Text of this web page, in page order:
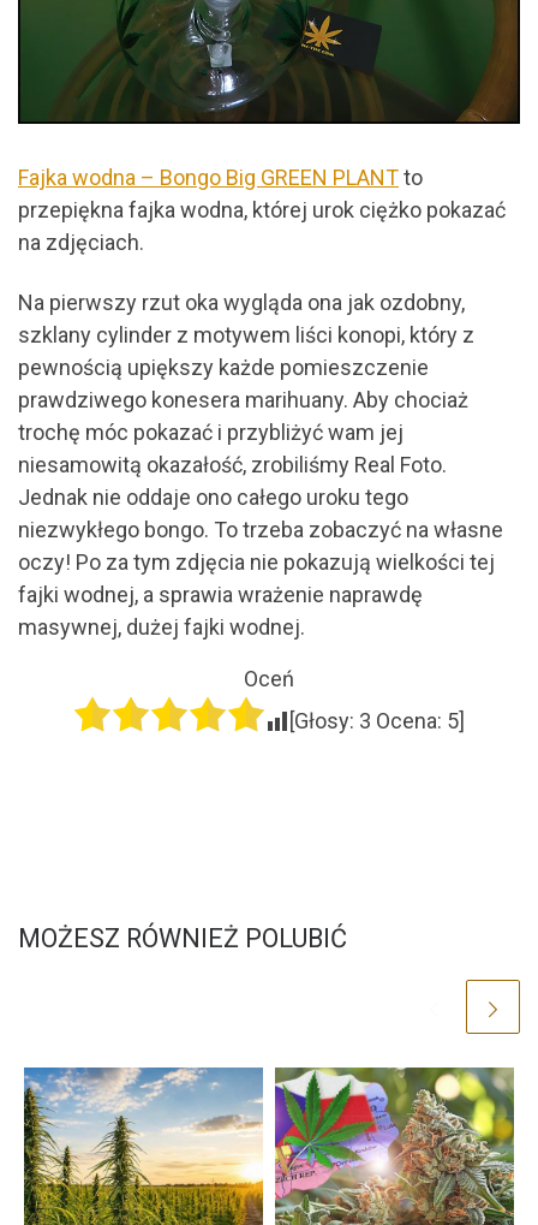
Fajka wodna – Bongo Big GREEN PLANTto
przepiękna fajka wodna, której urok ciężko pokazać
na zdjęciach.
Na pierwszy rzut oka wygląda ona jak ozdobny,
szklany cylinder z motywem liści konopi, który z
pewnością upiększy każde pomieszczenie
prawdziwego konesera marihuany. Aby chociaż
trochę móc pokazać i przybliżyć wam jej
niesamowitą okazałość, zrobiliśmy Real Foto.
Jednak nie oddaje ono całego uroku tego
niezwykłego bongo. To trzeba zobaczyć na własne
oczy! Po za tym zdjęcia nie pokazują wielkości tej
fajki wodnej, a sprawia wrażenie naprawdę
masywnej, dużej fajki wodnej.
Oceń
[Głosy: 3 Ocena: 5]
MOŻESZ RÓWNIEŻ POLUBIĆ